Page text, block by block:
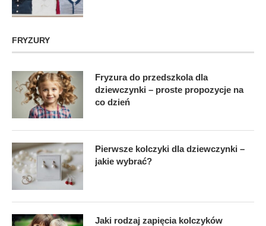
FRYZURY
Fryzura do przedszkola dla
dziewczynki – proste propozycje na
co dzień
Pierwsze kolczyki dla dziewczynki –
jakie wybrać?
Jaki rodzaj zapięcia kolczyków